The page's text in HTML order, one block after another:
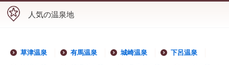
人気の温泉地
草津温泉 有馬温泉 城崎温泉 下呂温泉